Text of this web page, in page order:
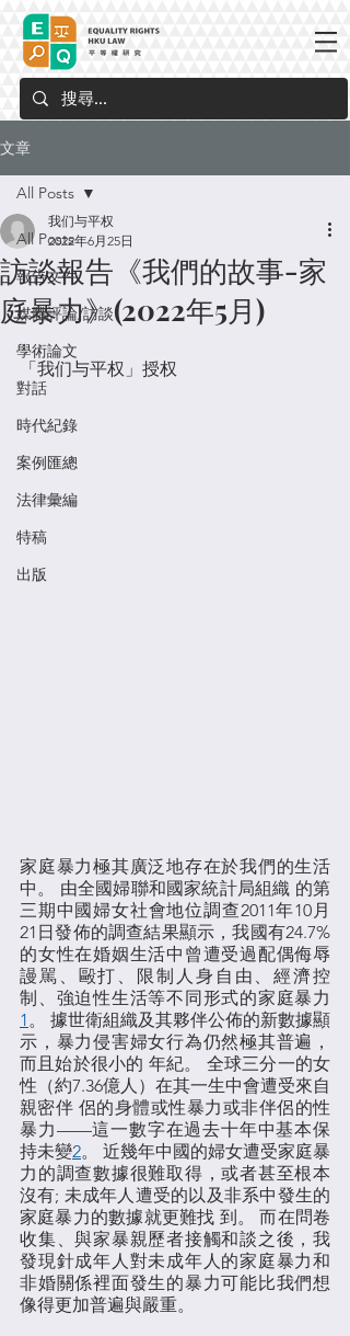
文章
All Posts
報告文件
媒體評論/訪談
學術論文
對話
時代紀錄
案例匯總
法律彙編
特稿
出版
All Posts
訪談報告《我們的故事-家
庭暴力》(2022年5月)
我们与平权
2022年6月25日
「我们与平权」授权
家庭暴力極其廣泛地存在於我們的生活
中。 由全國婦聯和國家統計局組織 的第
三期中國婦女社會地位調查2011年10月
21日發佈的調查結果顯示，我國有24.7%
的女性在婚姻生活中曾遭受過配偶侮辱
謾駡、毆打、限制人身自由、經濟控
制、強迫性生活等不同形式的家庭暴力
1 。 據世衛組織及其夥伴公佈的新數據顯
示，暴力侵害婦女行為仍然極其普遍，
而且始於很小的 年紀。 全球三分一的女
性（約7.36億人）在其一生中會遭受來自
親密伴 侶的身體或性暴力或非伴侶的性
暴力——這一數字在過去十年中基本保
持未變2。 近幾年中國的婦女遭受家庭暴
力的調查數據很難取得，或者甚至根本
沒有; 未成年人遭受的以及非系中發生的
家庭暴力的數據就更難找 到。 而在問卷
收集、與家暴親歷者接觸和談之後，我
發現針成年人對未成年人的家庭暴力和
非婚關係裡面發生的暴力可能比我們想
像得更加普遍與嚴重。